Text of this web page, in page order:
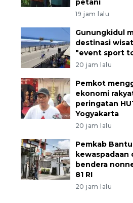
petani
19 jam lalu
Gunungkidul
destinasi
"event sport
20 jam lalu
Pemkot
ekonomi
peringatan
Yogyakarta
20 jam lalu
Pemkab
kewaspadaan
bendera
81 RI
20 jam lalu